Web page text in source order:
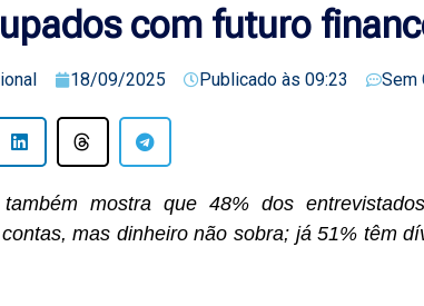
com futuro
18/09/2025 Publicado às 09:23 Sem
mostra que 48% dos
mas dinheiro não sobra; já 51% têm